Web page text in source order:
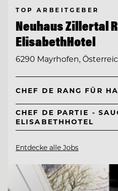
TOP ARBEITGEBER
Neuhaus Zillertal
ElisabethHotel
6290 Mayrhofen,
CHEF DE RANG FÜR
CHEF DE PARTIE - SAUCIER IM
ELISABETHHOTEL
Entdecke alle Jobs